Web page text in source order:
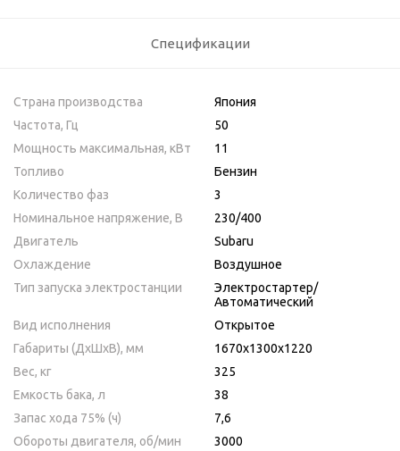
Спецификации
Страна производства
Япония
Частота, Гц
50
Мощность максимальная, кВт
11
Топливо
Бензин
Количество фаз
3
Номинальное напряжение, В
230/400
Двигатель
Subaru
Охлаждение
Воздушное
Тип запуска электростанции
Электростартер/
Автоматический
Вид исполнения
Открытое
Габариты (ДхШхВ), мм
1670х1300х1220
Вес, кг
325
Емкость бака, л
38
Запас хода 75% (ч)
7,6
Обороты двигателя, об/мин
3000